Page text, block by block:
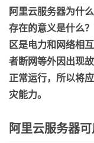
阿里云服务器为什
存在的意义是什么
区是电力和网络相
者断网等外因出现
正常运行，所以将
灾能力。
阿里云服务器可